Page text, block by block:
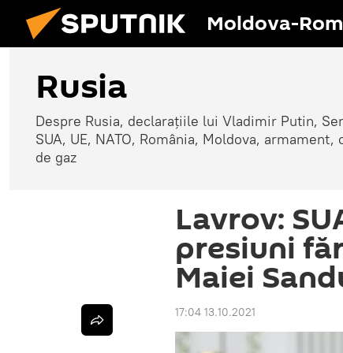
Moldova-
Rusia
Despre Rusia, declarațiile lui Vladimir Putin,
SUA, UE, NATO, România, Moldova,
de gaz
Lavrov:
presiuni
Maiei
17:04 13.10.2021